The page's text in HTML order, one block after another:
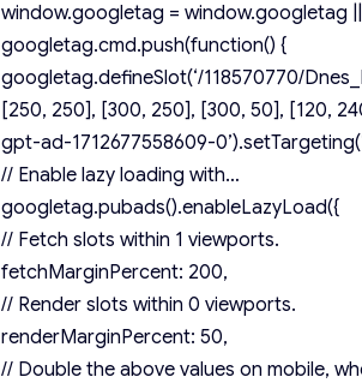
window.googletag = window.googletag
googletag.cmd.push(function() {
googletag.defineSlot(‘/118570770/
[250, 250], [300, 250], [300, 50], [120,
gpt-ad-1712677558609-
// Enable lazy loading with…
googletag.pubads().enableLazyLoad({
// Fetch slots within 1 viewports.
fetchMarginPercent: 200,
// Render slots within 0 viewports.
renderMarginPercent: 50,
// Double the above values on mobile,